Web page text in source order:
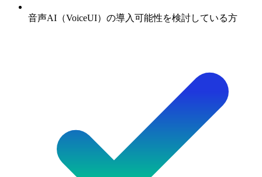
音声AI（VoiceUI）の導入可能性を検討している方